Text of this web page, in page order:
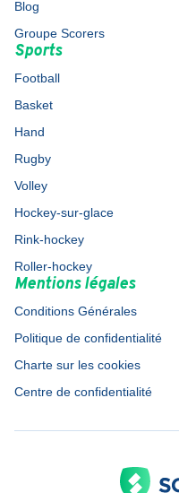
Blog
Groupe Scorers
Sports
Football
Basket
Hand
Rugby
Volley
Hockey-sur-glace
Rink-hockey
Roller-hockey
Mentions légales
Conditions Générales
Politique de confidentialité
Charte sur les cookies
Centre de confidentialité